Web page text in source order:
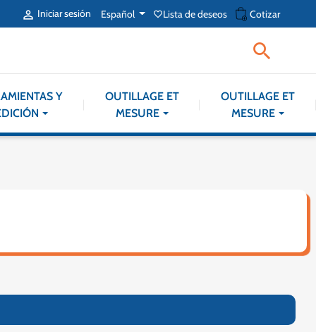
 Iniciar sesión Español favorite_borderLista de deseos shopping_cart Cotizar

Y
OUTILLAGE ET
MESURE
OUTILLAGE ET
MESURE